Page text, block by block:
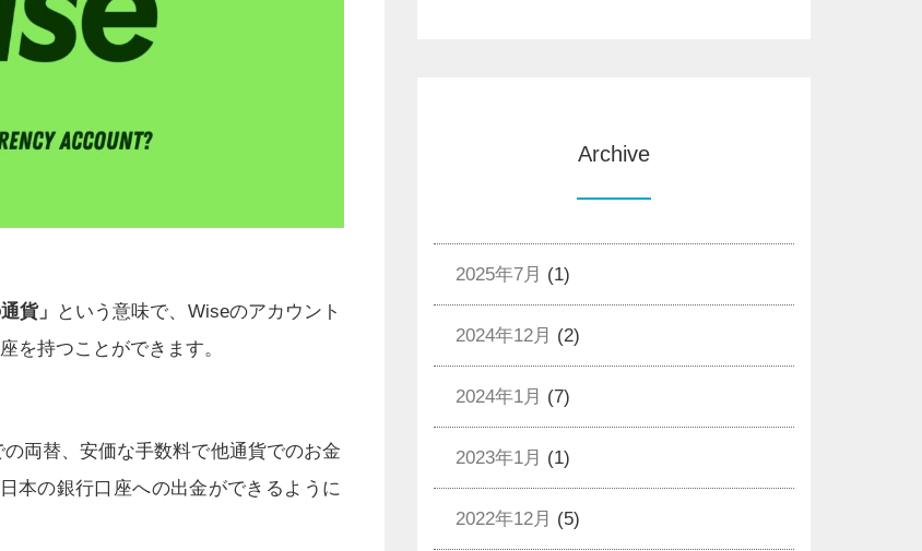
貨」
という意味で、Wiseのアカウント
を持つことができます。
両替、安価な手数料で他通貨でのお金
本の銀行口座への出金ができるように
Archive
2025年7月 (1)
2024年12月 (2)
2024年1月 (7)
2023年1月 (1)
2022年12月 (5)